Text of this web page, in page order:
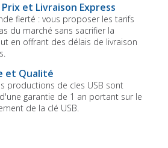
et Livraison Express
fierté : vous proposer les tarifs
du marché sans sacrifier la
en offrant des délais de livraison
et Qualité
productions de cles USB sont
garantie de 1 an portant sur le
de la clé USB.